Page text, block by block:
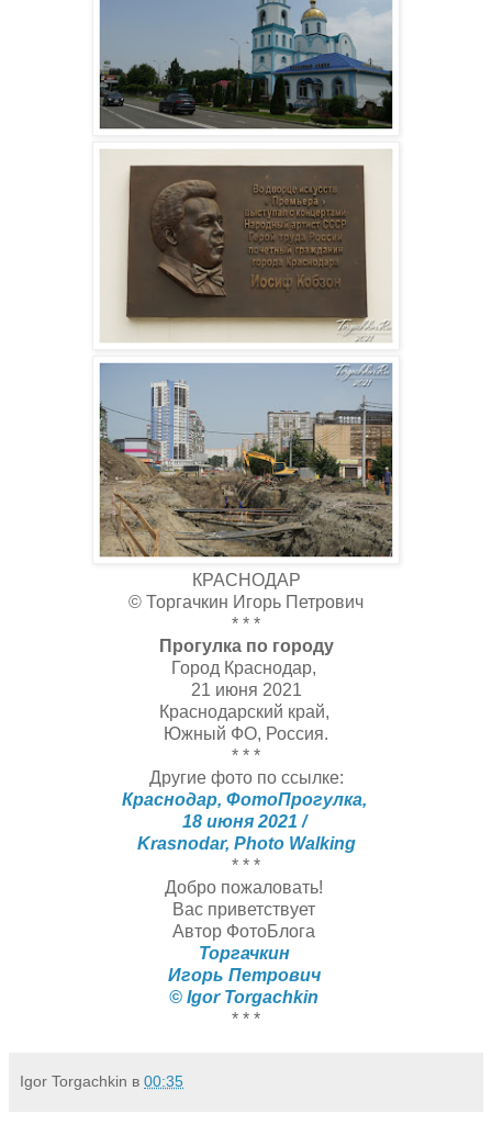
КРАСНОДАР
© Торгачкин Игорь Петрович
* * *
Прогулка по городу
Город Краснодар,
21 июня 2021
Краснодарский край,
Южный ФО, Россия.
* * *
Другие фото по ссылке:
Краснодар, ФотоПрогулка,
18 июня 2021 /
Krasnodar, Photo Walking
* * *
Добро пожаловать!
Вас приветствует
Автор ФотоБлога
Торгачкин
Игорь Петрович
© Igor Torgachkin
* * *
Igor Torgachkin в 00:35